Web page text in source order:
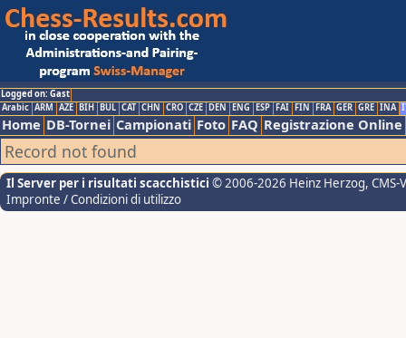
Logged on: Gast
Arabic ARM AZE BIH BUL CAT CHN CRO CZE DEN ENG ESP FAI FIN FRA GER GRE INA
Home DB-Tornei Campionati Foto FAQ Registrazione Online
Record not found
Il Server per i risultati scacchistici © 2006-2026 Heinz Herzog,
Impronte / Condizioni di utilizzo